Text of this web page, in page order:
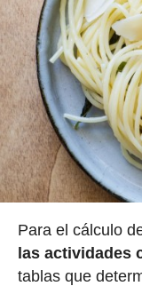
Para el cálculo
las actividades
tablas que